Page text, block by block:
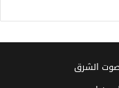
الشرق